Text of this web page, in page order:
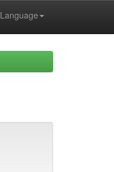
Language